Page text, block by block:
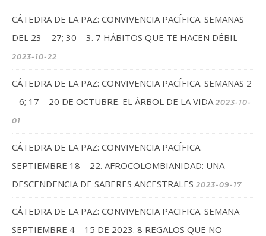
CÁTEDRA DE LA PAZ: CONVIVENCIA PACÍFICA. SEMANAS
DEL 23 – 27; 30 – 3. 7 HÁBITOS QUE TE HACEN DÉBIL
2023-10-22
CÁTEDRA DE LA PAZ: CONVIVENCIA PACÍFICA. SEMANAS 2
– 6; 17 – 20 DE OCTUBRE. EL ÁRBOL DE LA VIDA 2023-10-
01
CÁTEDRA DE LA PAZ: CONVIVENCIA PACÍFICA.
SEPTIEMBRE 18 – 22. AFROCOLOMBIANIDAD: UNA
DESCENDENCIA DE SABERES ANCESTRALES 2023-09-17
CÁTEDRA DE LA PAZ: CONVIVENCIA PACIFICA. SEMANA
SEPTIEMBRE 4 – 15 DE 2023. 8 REGALOS QUE NO